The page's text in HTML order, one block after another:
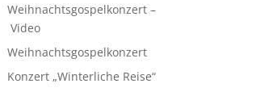
Weihnachtsgospelkonzert –
Video
Weihnachtsgospelkonzert
Konzert „Winterliche Reise“